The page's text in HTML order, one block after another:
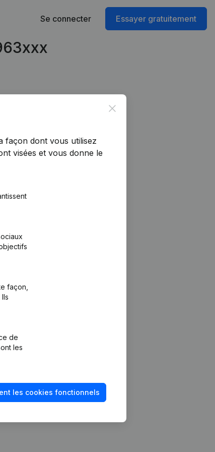
Se connecter Essayer gratuitement
Close
façon dont vous utilisez
visées et vous donne le
façon,
de
les
les cookies fonctionnels
annuels